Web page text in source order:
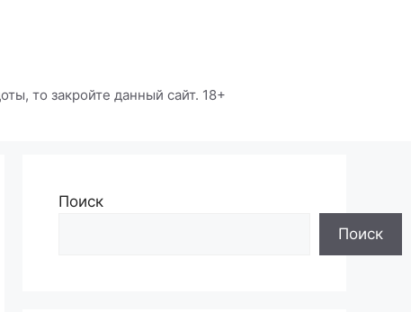
то закройте данный сайт. 18+
Поиск
Поиск